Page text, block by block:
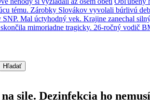
tému. Zárobky Slovákov vyvolali búrlivú
SNP. Mal úctyhodný vek. Krajine zanechal
mimoriadne tragicky. 26-ročný vodič
Hľadať
sile. Dezinfekcia ho